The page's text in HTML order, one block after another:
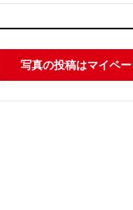
写真の投稿はマイペ